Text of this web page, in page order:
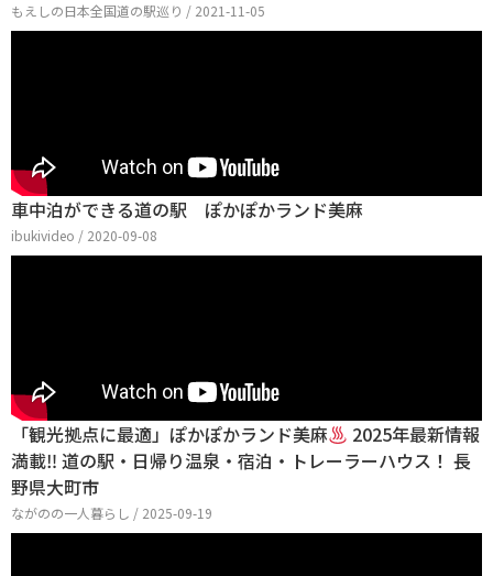
もえしの日本全国道の駅巡り / 2021-11-05
車中泊ができる道の駅 ぽかぽかランド美麻
ibukivideo / 2020-09-08
「観光拠点に最適」ぽかぽかランド美麻
2025年最新情報
満載‼ 道の駅・日帰り温泉・宿泊・トレーラーハウス！ 長
野県大町市
ながのの一人暮らし / 2025-09-19